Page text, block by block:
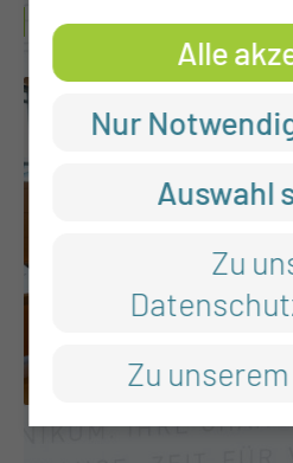
NEUIGKEITEN
Alle
Nur
Auswahl
Zu
Zu